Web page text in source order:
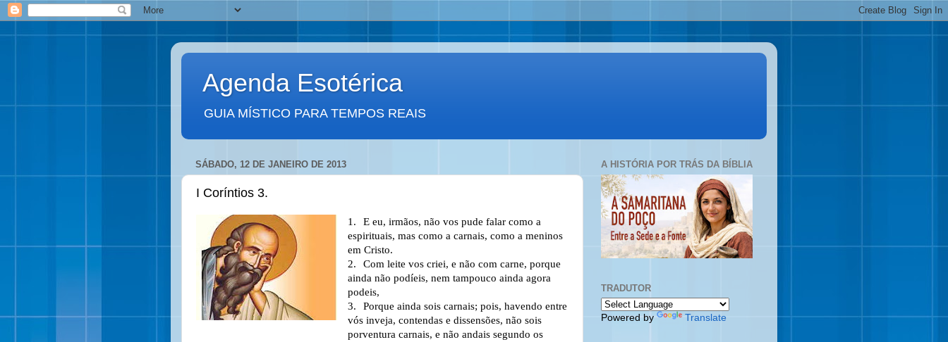
Agenda Esotérica
GUIA MÍSTICO PARA TEMPOS REAIS
SÁBADO, 12 DE JANEIRO DE 2013
I Coríntios 3.
1.
E eu, irmãos, não vos pude falar como a
espirituais, mas como a carnais, como a meninos
em Cristo.
2.
Com leite vos criei, e não com carne, porque
ainda não podíeis, nem tampouco ainda agora
podeis,
3.
Porque ainda sois carnais; pois, havendo entre
vós inveja, contendas e dissensões, não sois
porventura carnais, e não andais segundo os
A HISTÓRIA POR TRÁS DA BÍBLIA
TRADUTOR
Powered by Translate